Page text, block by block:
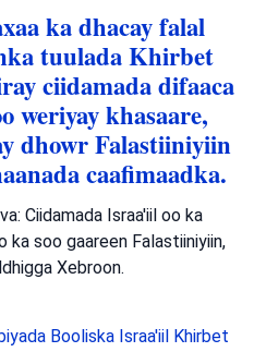
ka dhacay falal
tuulada Khirbet
ciidamada difaaca
weriyay khasaare,
dhowr Falastiiniyiin
caafimaadka.
Ciidamada Israa'iil oo ka
ka soo gaareen Falastiiniyiin,
Xebroon.
Booliska Israa'iil Khirbet